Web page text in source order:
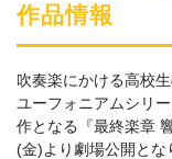
作品情報
吹奏楽にかける高校
ユーフォニアムシリ
作となる『最終楽章
(金)より劇場公開とな